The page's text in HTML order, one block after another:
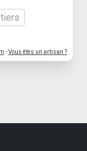
-Vous êtes un artisan ?